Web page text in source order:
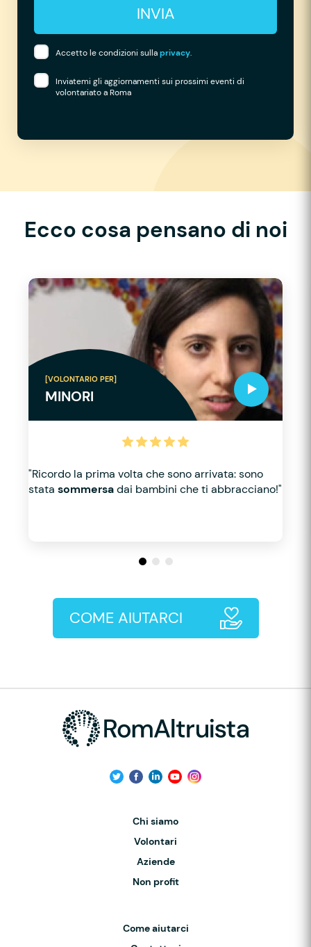
INVIA
Accetto le condizioni sullaprivacy.
Inviatemi gli aggiornamenti sui prossimi eventi di
volontariato a Roma
Ecco cosa pensano di noi
[VOLONTARIO PER]
MINORI
"Ricordo la prima volta che sono arrivata: sono
stata sommersadai bambini che ti abbracciano!"
COME AIUTARCI
Chi siamo
Volontari
Aziende
Non profit
Come aiutarci